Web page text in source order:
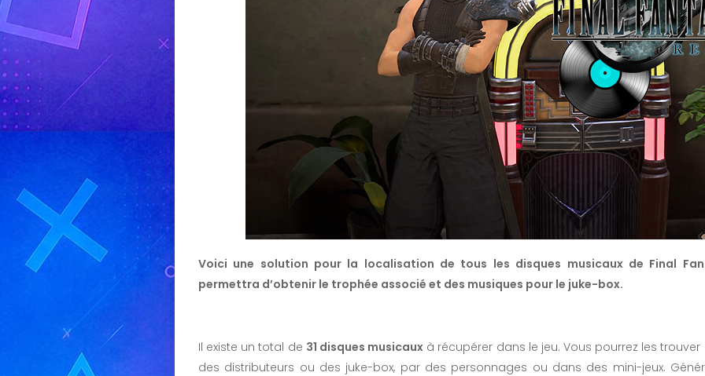
Voici une solution pour la localisation de tous les disques musicaux de Final
permettra d’obtenir le trophée associé et des musiques pour le juke-box.
Il existe un total de 31 disques musicaux à récupérer dans le jeu. Vous pourrez les
des distributeurs ou des juke-box, par des personnages ou dans des mini-jeux.